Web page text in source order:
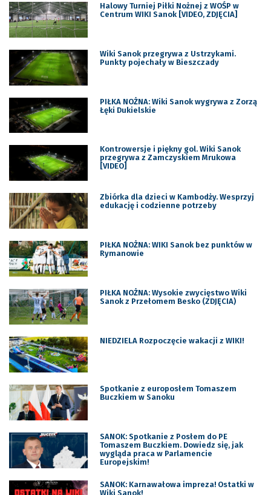
Halowy Turniej Piłki Nożnej z WOŚP w
Centrum WIKI Sanok [VIDEO, ZDJĘCIA]
Wiki Sanok przegrywa z Ustrzykami.
Punkty pojechały w Bieszczady
PIŁKA NOŻNA: Wiki Sanok wygrywa z Zorzą
Łęki Dukielskie
Kontrowersje i piękny gol. Wiki Sanok
przegrywa z Zamczyskiem Mrukowa
[VIDEO]
Zbiórka dla dzieci w Kambodży. Wesprzyj
edukację i codzienne potrzeby
PIŁKA NOŻNA: WIKI Sanok bez punktów w
Rymanowie
PIŁKA NOŻNA: Wysokie zwycięstwo Wiki
Sanok z Przełomem Besko (ZDJĘCIA)
NIEDZIELA Rozpoczęcie wakacji z WIKI!
Spotkanie z europosłem Tomaszem
Buczkiem w Sanoku
SANOK: Spotkanie z Posłem do PE
Tomaszem Buczkiem. Dowiedz się, jak
wygląda praca w Parlamencie
Europejskim!
SANOK: Karnawałowa impreza! Ostatki w
Wiki Sanok!